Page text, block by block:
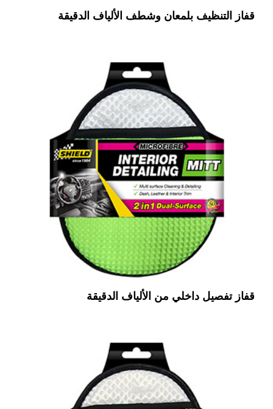
قفاز التنظيف بلمعان وشطف الألياف الدقيقة
قفاز تفصيل داخلي من الألياف الدقيقة